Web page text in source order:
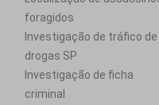
foragidos
Investigação de tráfico de
drogas SP
Investigação de ficha
criminal